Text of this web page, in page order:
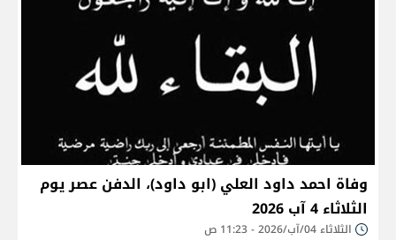
وفاة احمد داود العلي (ابو داود)، الدفن عصر يوم
الثلاثاء 4 آب 2026
الثلاثاء 04/آب/2026 - 11:23 ص